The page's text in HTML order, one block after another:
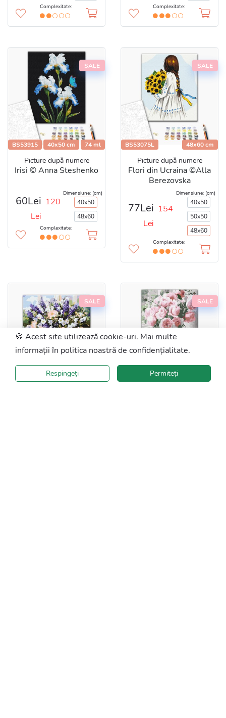
Complexitate: Complexitate:
SALE
BS53915 40x50 cm 74 ml
Picture după numere
Irisi © Anna Steshenko
60Lei 120
Lei
Dimensiune: (cm)
40x50
48x60
Complexitate:
SALE
BS53075L 48x60 cm
Picture după numere
Flori din Ucraina ©Alla
Berezovska
77Lei 154
Lei
Dimensiune: (cm)
40x50
50x50
48x60
Complexitate:
SALE
BS053L 48x60 cm
SALE
BS29390L 48x60 cm
🍪 Acest site utilizează cookie-uri. Mai multe
informații în politica noastră de confidențialitate.
Respingeți Permiteți